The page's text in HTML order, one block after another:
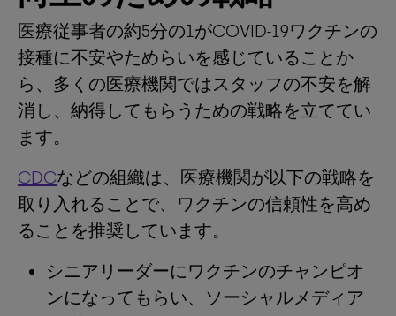
医療従事者の約5分の1がCOVID-19ワクチンの
接種に不安やためらいを感じていることか
ら、多くの医療機関ではスタッフの不安を解
消し、納得してもらうための戦略を立ててい
ます。
CDCなどの組織は、医療機関が以下の戦略を
取り入れることで、ワクチンの信頼性を高め
ることを推奨しています。
シニアリーダーにワクチンのチャンピオ
ンになってもらい、ソーシャルメディア